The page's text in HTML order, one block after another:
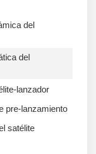
del
del
lanzador
pre-lanzamiento
satélite